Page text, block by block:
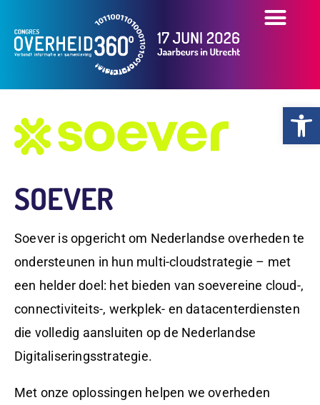
SOEVER
Soever is opgericht om Nederlandse overheden te
ondersteunen in hun multi-cloudstrategie – met
een helder doel: het bieden van soevereine cloud-,
connectiviteits-, werkplek- en datacenterdiensten
die volledig aansluiten op de Nederlandse
Digitaliseringsstrategie.
Met onze oplossingen helpen we overheden